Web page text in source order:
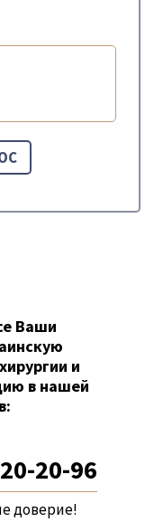
Ваши
и
в нашей
20-96
доверие!